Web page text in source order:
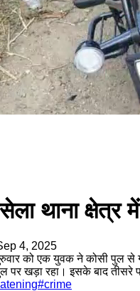
थाना
4, 2025
को एक युवक ने कोसी पुल से
खड़ा रहा। इसके बाद तीसरे
#crime